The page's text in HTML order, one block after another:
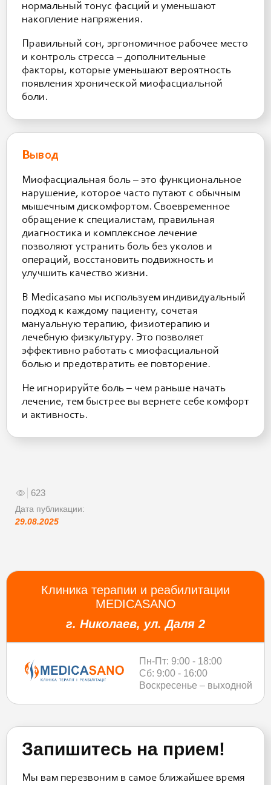
нормальный тонус фасций и уменьшают
накопление напряжения.
Правильный сон, эргономичное рабочее место
и контроль стресса – дополнительные
факторы, которые уменьшают вероятность
появления хронической миофасциальной
боли.
Вывод
Миофасциальная боль – это функциональное
нарушение, которое часто путают с обычным
мышечным дискомфортом. Своевременное
обращение к специалистам, правильная
диагностика и комплексное лечение
позволяют устранить боль без уколов и
операций, восстановить подвижность и
улучшить качество жизни.
В Medicasano мы используем индивидуальный
подход к каждому пациенту, сочетая
мануальную терапию, физиотерапию и
лечебную физкультуру. Это позволяет
эффективно работать с миофасциальной
болью и предотвратить ее повторение.
Не игнорируйте боль – чем раньше начать
лечение, тем быстрее вы вернете себе комфорт
и активность.
623
Дата публикации:
29.08.2025
Клиника терапии и реабилитации
MEDICASANO
г. Николаев, ул. Даля 2
Пн-Пт: 9:00 - 18:00
Сб: 9:00 - 16:00
Воскресенье – выходной
Запишитесь на прием!
Мы вам перезвоним в самое ближайшее время